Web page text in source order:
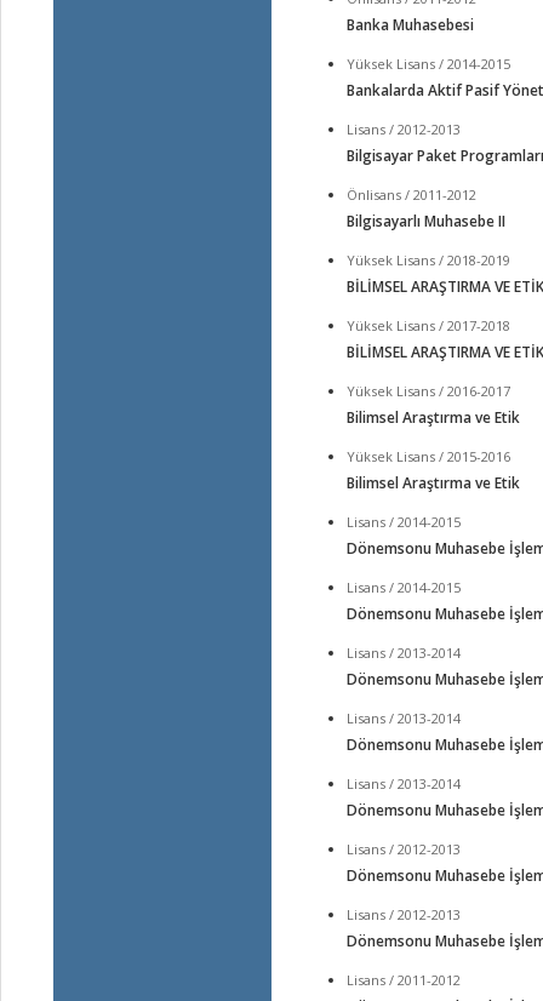
Banka Muhasebesi
Yüksek Lisans / 2014-2015
Bankalarda Aktif Pasif
Lisans / 2012-2013
Bilgisayar Paket Programları
Önlisans / 2011-2012
Bilgisayarlı Muhasebe II
Yüksek Lisans / 2018-2019
BİLİMSEL ARAŞTIRMA VE ETİK
Yüksek Lisans / 2017-2018
BİLİMSEL ARAŞTIRMA VE ETİK
Yüksek Lisans / 2016-2017
Bilimsel Araştırma ve Etik
Yüksek Lisans / 2015-2016
Bilimsel Araştırma ve Etik
Lisans / 2014-2015
Dönemsonu Muhasebe
Lisans / 2014-2015
Dönemsonu Muhasebe
Lisans / 2013-2014
Dönemsonu Muhasebe
Lisans / 2013-2014
Dönemsonu Muhasebe
Lisans / 2013-2014
Dönemsonu Muhasebe
Lisans / 2012-2013
Dönemsonu Muhasebe
Lisans / 2012-2013
Dönemsonu Muhasebe
Lisans / 2011-2012